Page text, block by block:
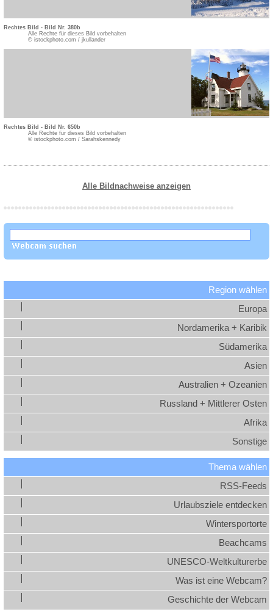
Rechtes Bild - Bild Nr. 380b
Alle Rechte für dieses Bild vorbehalten
© istockphoto.com / jkullander
Rechtes Bild - Bild Nr. 650b
Alle Rechte für dieses Bild vorbehalten
© istockphoto.com / Sarahskennedy
Alle Bildnachweise anzeigen
Region wählen
Europa
Nordamerika + Karibik
Südamerika
Asien
Australien + Ozeanien
Russland + Mittlerer Osten
Afrika
Sonstige
Thema wählen
RSS-Feeds
Urlaubsziele entdecken
Wintersportorte
Beachcams
UNESCO-Weltkulturerbe
Was ist eine Webcam?
Geschichte der Webcam